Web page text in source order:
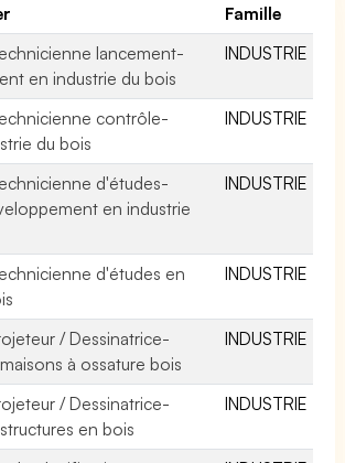
Famille
lancement-
en industrie du bois
INDUSTRIE
contrôle-
du bois
INDUSTRIE
d'études-
en industrie
INDUSTRIE
d'études en
INDUSTRIE
/ Dessinatrice-
à ossature bois
INDUSTRIE
/ Dessinatrice-
en bois
INDUSTRIE